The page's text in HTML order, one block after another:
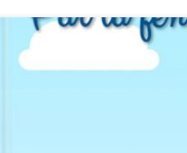
En s’inspirant de poèmes étudiés en classe à
propres poèmes en regardant le paysage depuis leur